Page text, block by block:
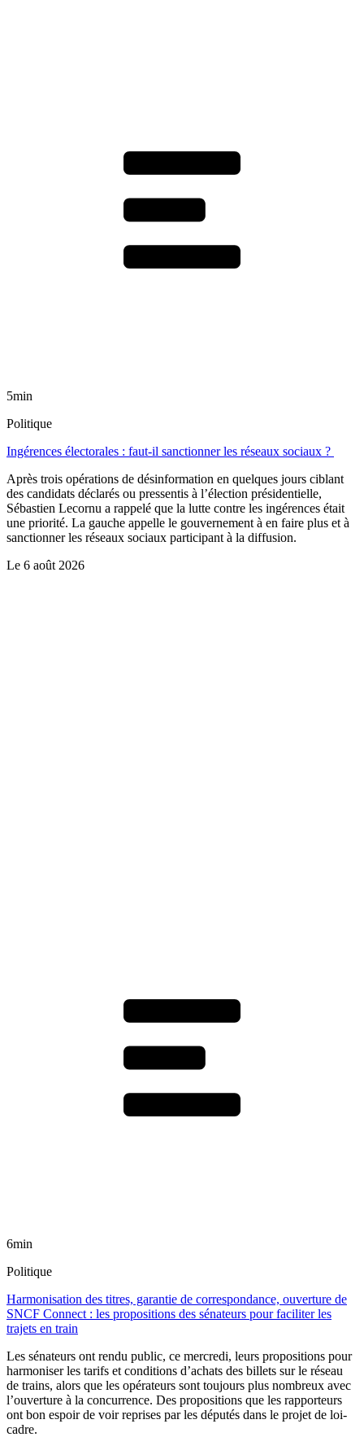
5min
Politique
Ingérences électorales : faut-il sanctionner les réseaux sociaux ?
Après trois opérations de désinformation en quelques jours ciblant
des candidats déclarés ou pressentis à l’élection présidentielle,
Sébastien Lecornu a rappelé que la lutte contre les ingérences était
une priorité. La gauche appelle le gouvernement à en faire plus et à
sanctionner les réseaux sociaux participant à la diffusion.
Le 6 août 2026
6min
Politique
Harmonisation des titres, garantie de correspondance, ouverture de
SNCF Connect : les propositions des sénateurs pour faciliter les
trajets en train
Les sénateurs ont rendu public, ce mercredi, leurs propositions pour
harmoniser les tarifs et conditions d’achats des billets sur le réseau
de trains, alors que les opérateurs sont toujours plus nombreux avec
l’ouverture à la concurrence. Des propositions que les rapporteurs
ont bon espoir de voir reprises par les députés dans le projet de loi-
cadre.